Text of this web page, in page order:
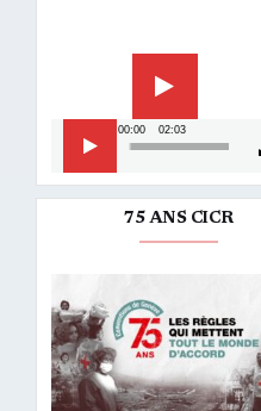
00:00 02:03
75 ANS CICR